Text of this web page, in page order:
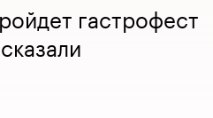
гастрофест